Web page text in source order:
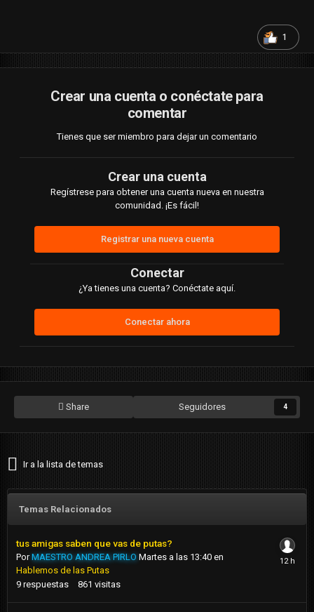
1
Crear una cuenta o conéctate para
comentar
Tienes que ser miembro para dejar un comentario
Crear una cuenta
Regístrese para obtener una cuenta nueva en nuestra
comunidad. ¡Es fácil!
Registrar una nueva cuenta
Conectar
¿Ya tienes una cuenta? Conéctate aquí.
Conectar ahora
Share Seguidores 4
Ir a la lista de temas
Temas Relacionados
tus amigas saben que vas de putas?
PorMAESTRO ANDREA PIRLO Martes a las 13:40 en
Hablemos de las Putas
9 respuestas 861 visitas